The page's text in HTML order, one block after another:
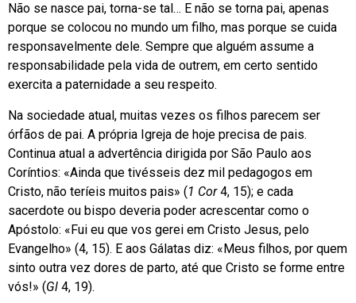
Não se nasce pai, torna-se tal… E não se torna pai, apenas
porque se colocou no mundo um filho, mas porque se cuida
responsavelmente dele. Sempre que alguém assume a
responsabilidade pela vida de outrem, em certo sentido
exercita a paternidade a seu respeito.
Na sociedade atual, muitas vezes os filhos parecem ser
órfãos de pai. A própria Igreja de hoje precisa de pais.
Continua atual a advertência dirigida por São Paulo aos
Coríntios: «Ainda que tivésseis dez mil pedagogos em
Cristo, não teríeis muitos pais» (1 Cor4, 15); e cada
sacerdote ou bispo deveria poder acrescentar como o
Apóstolo: «Fui eu que vos gerei em Cristo Jesus, pelo
Evangelho» (4, 15). E aos Gálatas diz: «Meus filhos, por quem
sinto outra vez dores de parto, até que Cristo se forme entre
vós!» (Gl 4, 19).